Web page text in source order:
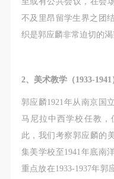
不及里昂留学生界之团
织是郭应麟非常迫切的渴
2、美术教学（1933-1941
郭应麟1921年从南京国
马尼拉中西学校任教
此，我们考察郭应麟的
集美学校至1941年底南
重点放在1933-1937年